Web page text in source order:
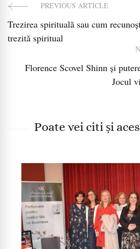
Post
Navigation
PREVIOUS ARTICLE
Trezirea spirituală sau cum
trezită spiritual
Florence Scovel Shinn și
Jocul
Poate vei citi și